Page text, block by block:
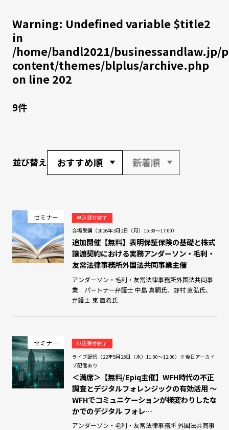
Warning: Undefined variable $title2
in
/home/bandl2021/
content/themes/blplus/archive.php
on line202
9件
並び替え おすすめ順 新着順
セミナー
申込受付終了
会場受講（2026年3月2日（月）15:30～17:00）
追加開催【無料】表明保証保険の基礎と株式
譲渡契約における実務アンダーソン・毛利・
友常法律事務所外国法共同事業主催
アンダーソン・毛利・友常法律事務所外国法共同事
業 パートナー弁護士 中島 真嗣氏、野村 直弘氏、
弁護士 東 直希氏
セミナー
申込受付終了
ライブ配信（22年5月25日（水）11:00～12:00）※後日アーカイ
ブ配信あり
＜満席＞【無料/Epiq主催】WFH時代の不正
調査とデジタルフォレンジックの有効活用 ～
WFHでコミュニケーションが様変わりしたな
かでのデジタル フォレ…
アンダーソン・毛利・友常法律事務所 外国法共同事